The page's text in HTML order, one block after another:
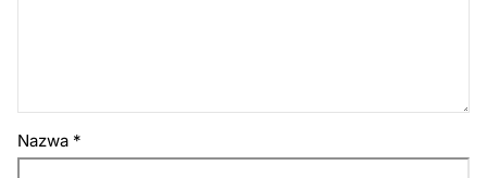
Nazwa *